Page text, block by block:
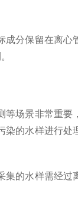
分保留在离心
场景非常重要
染的水样进行处
的水样需经过